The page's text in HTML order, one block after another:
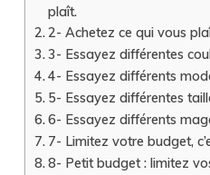
plaît.
2- Achetez ce qui vous
3- Essayez différentes
4- Essayez différents
5- Essayez différentes
6- Essayez différents
7- Limitez votre budget,
8- Petit budget : limitez